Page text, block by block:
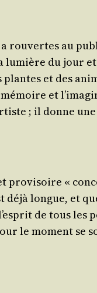
a rou­vertes au
lumière du jour
et des
et
; il donne
pro­vi­soire «
longue, et
de tous les
le moment se